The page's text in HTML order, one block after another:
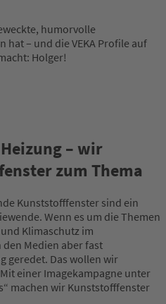
humorvolle
hat – und die VEKA Profile auf
Holger!
– wir
zum Thema
Kunststofffenster sind ein
Wenn es um die Themen
Klimaschutz im
Medien aber fast
geredet. Das wollen wir
einer Imagekampagne unter
machen wir Kunststofffenster